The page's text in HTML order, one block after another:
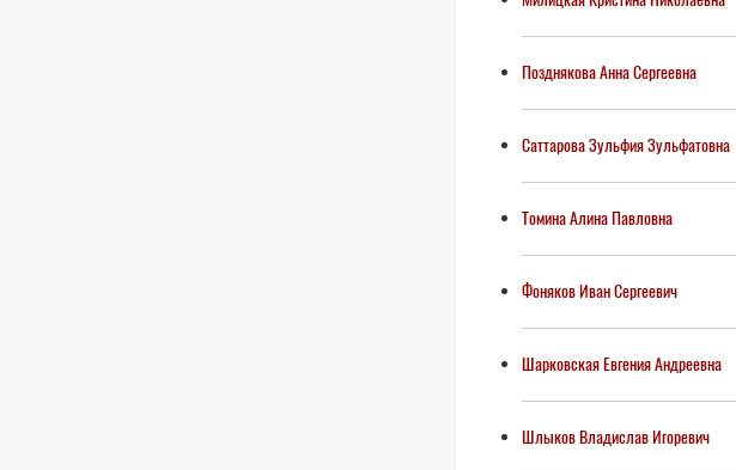
Позднякова Анна Сергеевна
Саттарова Зульфия Зульфатовна
Томина Алина Павловна
Фоняков Иван Сергеевич
Шарковская Евгения Андреевна
Шлыков Владислав Игоревич